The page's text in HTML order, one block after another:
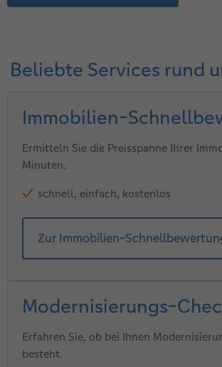
Beliebte Services rund
Immobilien-
Ermitteln Sie die Preisspanne Ihrer
Minuten.
schnell, einfach, kostenlos
Zur Immobilien-
Modernisierungs-
Erfahren Sie, ob bei Ihnen
besteht.